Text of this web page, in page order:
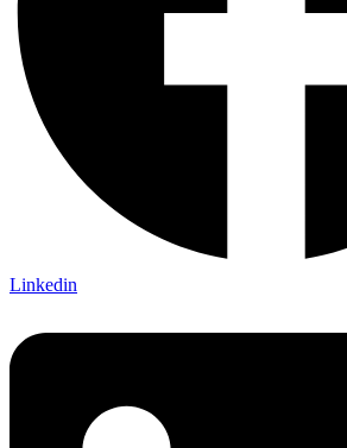
Linkedin